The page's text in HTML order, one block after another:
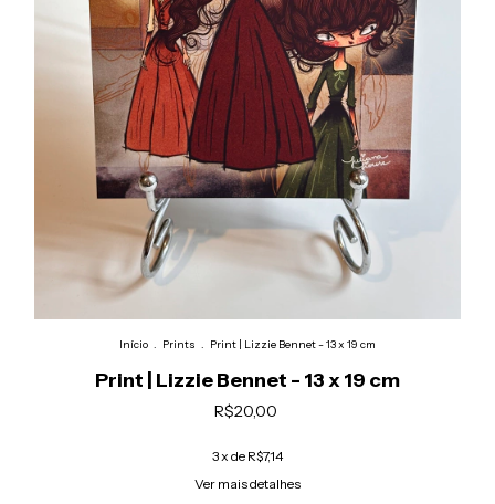
Início . Prints . Print | Lizzie Bennet - 13 x 19 cm
Print | Lizzie Bennet - 13 x 19 cm
R$20,00
3x de R$7,14
Ver mais detalhes